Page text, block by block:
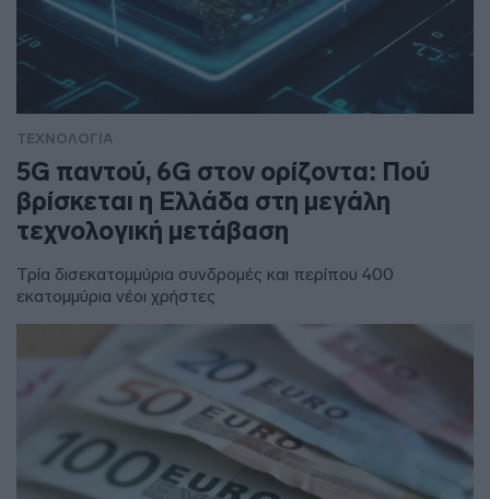
ΤΕΧΝΟΛΟΓΙΑ
5G παντού, 6G στον ορίζοντα: Πού
βρίσκεται η Ελλάδα στη μεγάλη
τεχνολογική μετάβαση
Τρία δισεκατομμύρια συνδρομές και περίπου 400
εκατομμύρια νέοι χρήστες